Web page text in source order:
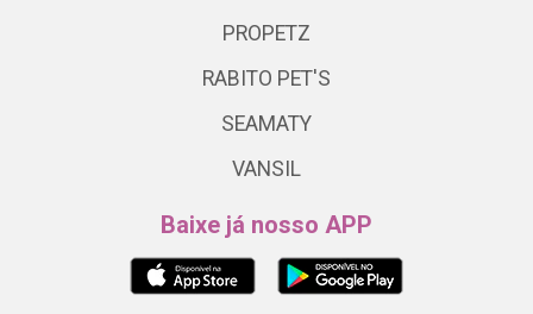
PROPETZ
RABITO PET'S
SEAMATY
VANSIL
Baixe já nosso APP